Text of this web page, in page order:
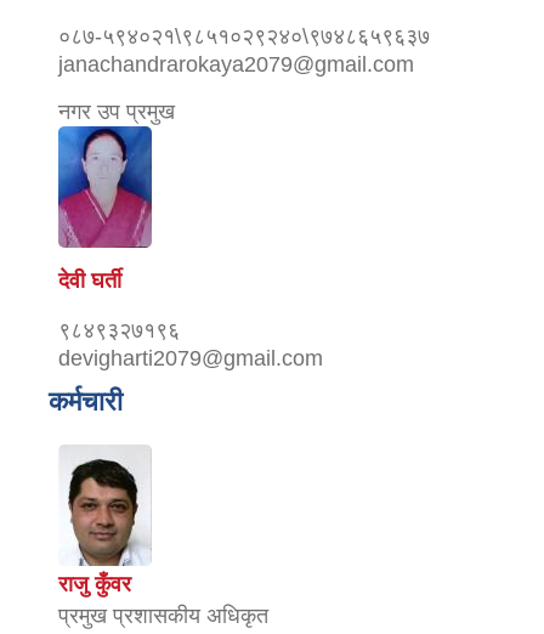
०८७-५९४०२१\९८५१०२९२४०\९७४८६५९६३७
janachandrarokaya2079@gmail.com
नगर उप प्रमुख
देवी घर्ती
९८४९३२७१९६
devigharti2079@gmail.com
कर्मचारी
राजु कुँवर
प्रमुख प्रशासकीय अधिकृत